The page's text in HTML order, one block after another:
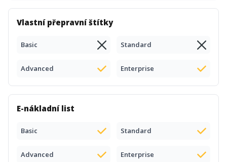
Vlastní přepravní štítky
Basic Standard
Advanced Enterprise
E-nákladní list
Basic Standard
Advanced Enterprise